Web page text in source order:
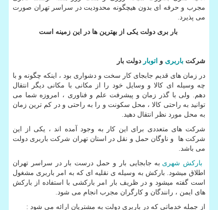
مجرب و حرفه ای بدون هیچگونه محدودیت در سراسر تهران صورت
می پذیرد.
بار بری دولت یکی از بهترین ها در این زمینه است
شرکت باربری و اتوبار دولت بار
در زمان های قدیم جابجای کار سخت و دشواری بود ، اینکه چگونه و با
چه وسیله ای کالا و وسایل خود را از مکانی با مکانی دیگر انتقال
دهم. ولی با گذر زمان و پیشرفت علم و فناوری ، امروزه شما می
توانید به راحتی کالا ، محل سکونت و را به راحتی و در کم ترین زمان
به محل مورد نظر انتقال دهید.
شرکت های متعددی برای این کار به وجود آمده اند ، یکی از این
شرکت ها و ناوگان حمل و نقل در استان تهران شرکت باربری دولت
می باشد.
بارکش شهری به جابجایی بار و حمل درست بار در سراسر تهران
اطلاق میشود. بارکش به وسیله ی نقلیه ای که به امر باربری مشغول
است گفته میشود و در ظریف بار امر بارکشی با استفاده از بارکش
های ایمن ، رانندگان و کارگران مجرب انجام می شود.
از جمله خدماتی که در باربری دولت به مشتریان ارائه می شود :